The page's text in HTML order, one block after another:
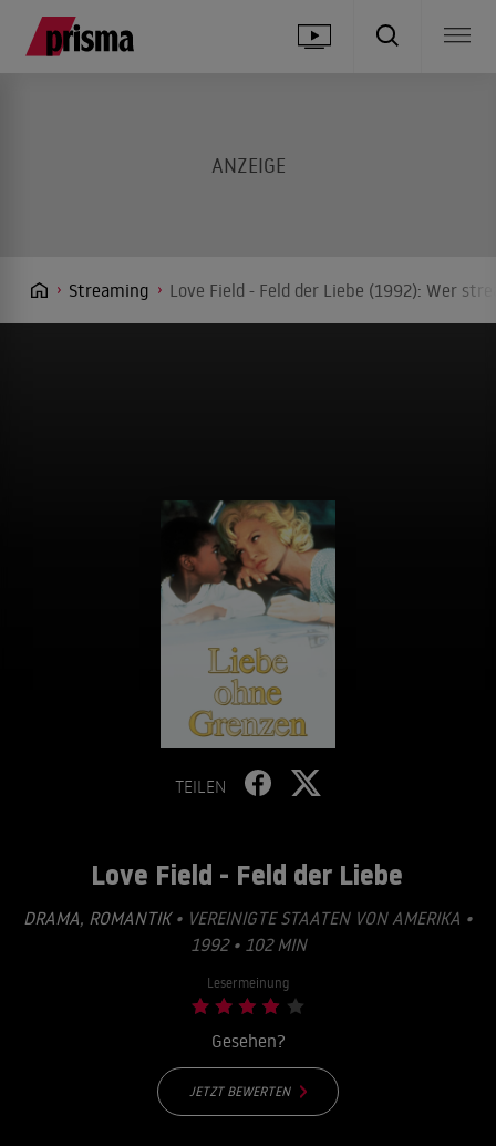
Streaming Love Field - Feld der Liebe (1992): Wer
TEILEN
Love Field - Feld der Liebe
DRAMA, ROMANTIK• VEREINIGTE STAATEN VON AMERIKA •
1992 • 102 MIN
Lesermeinung
Gesehen?
JETZT BEWERTEN